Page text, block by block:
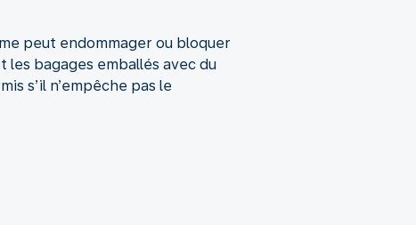
peut endommager ou bloquer
bagages emballés avec du
s’il n’empêche pas le